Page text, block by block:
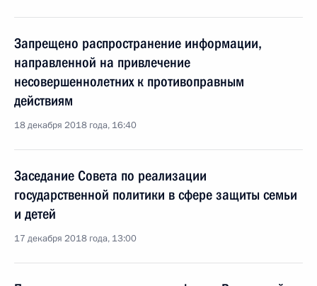
Запрещено распространение информации,
направленной на привлечение
несовершеннолетних к противоправным
действиям
18 декабря 2018 года, 16:40
Заседание Совета по реализации
государственной политики в сфере защиты семьи
и детей
17 декабря 2018 года, 13:00